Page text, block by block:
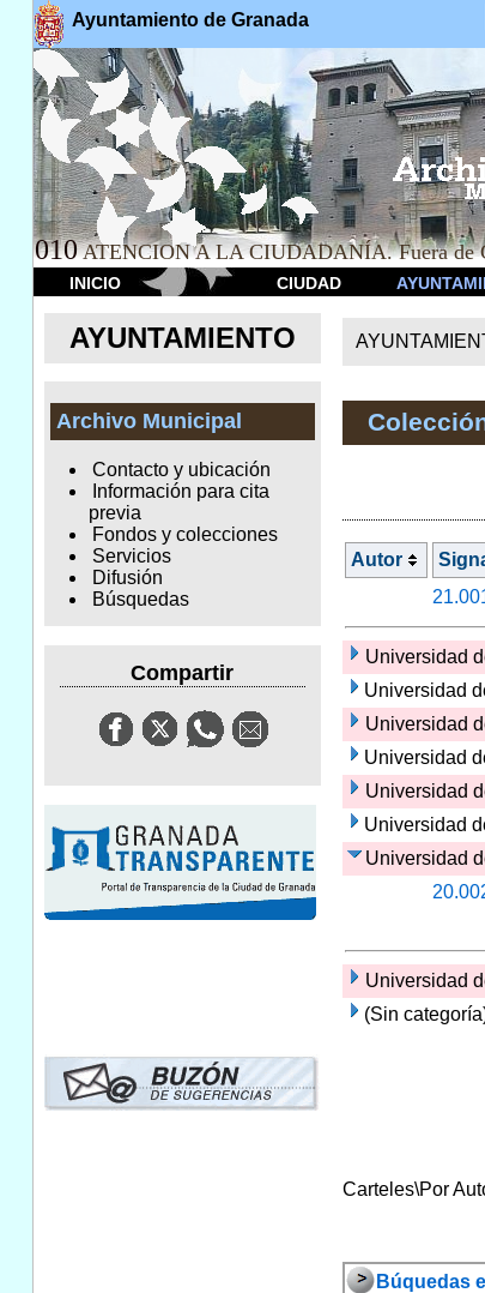
Ayuntamiento de Granada
010 ATENCION A LA CIUDADANÍA. Fuera de
INICIO CIUDAD
AYUNTAMIENTO
Archivo Municipal
Contacto y ubicación
Información para cita
previa
Fondos y colecciones
Servicios
Difusión
Búsquedas
Compartir
Autor
Universidad
Universidad
Universidad
Universidad
Universidad
Universidad
Universidad
Universidad
(Sin
Carteles\Por
Búquedas